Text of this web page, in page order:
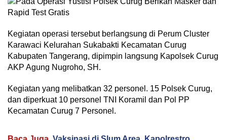
Kegiatan operasi tersebut berlangsung di Perum Cluster
Karawaci Kelurahan Sukabakti Kecamatan Curug
Kabupaten Tangerang, dipimpin langsung Kapolsek Curug
AKP Agung Nugroho, SH.
Kegiatan yang melibatkan 32 personel. 15 Polsek Curug,
dan diperkuat 10 personel TNI Koramil dan Pol PP
Kecamatan Curug 7 Personel.